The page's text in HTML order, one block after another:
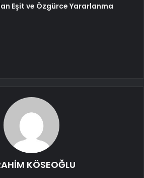
Eşit ve Özgürce Yararlanma
KÖSEOĞLU